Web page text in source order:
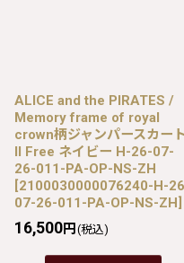
ALICE and the PIRATES /
Memory frame of royal
crown柄ジャンパースカート
II Free ネイビー H-26-07-
26-011-PA-OP-NS-ZH
[2100030000076240-H-
07-26-011-PA-OP-NS-ZH]
16,500円 (税込)